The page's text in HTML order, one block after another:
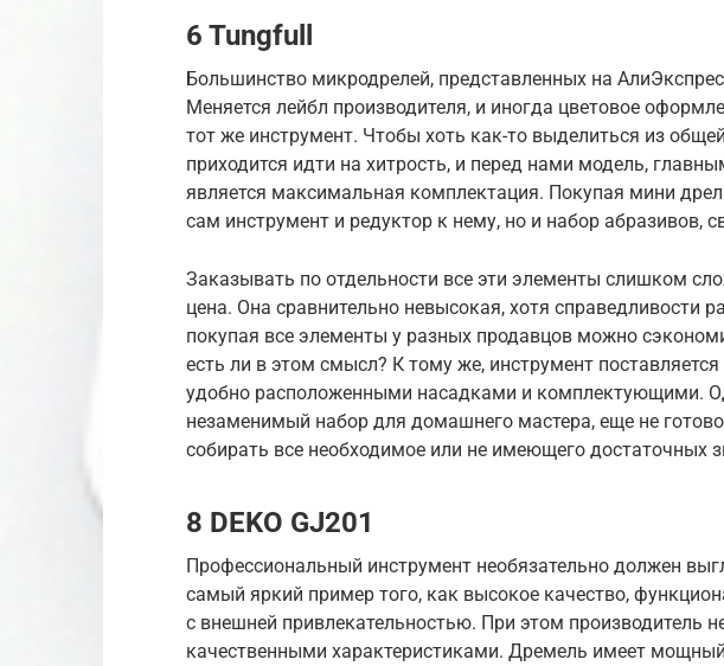
6 Tungfull
Большинство микродрелей, представленных на
Меняется лейбл производителя, и иногда цветовое
тот же инструмент. Чтобы хоть как-то выделиться из
приходится идти на хитрость, и перед нами модель,
является максимальная комплектация. Покупая мини
сам инструмент и редуктор к нему, но и набор абразивов,
Заказывать по отдельности все эти элементы слишком
цена. Она сравнительно невысокая, хотя справедливости
покупая все элементы у разных продавцов можно
есть ли в этом смысл? К тому же, инструмент
удобно расположенными насадками и комплектующими.
незаменимый набор для домашнего мастера, еще не
собирать все необходимое или не имеющего достаточных
8 DEKO GJ201
Профессиональный инструмент необязательно должен
самый яркий пример того, как высокое качество,
с внешней привлекательностью. При этом производитель
качественными характеристиками. Дремель имеет